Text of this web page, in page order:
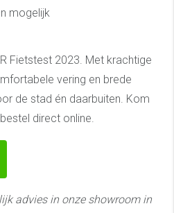
mogelijk
Fietstest 2023. Met krachtige
vering en brede
de stad én daarbuiten. Kom
direct online.
advies in onze showroom in